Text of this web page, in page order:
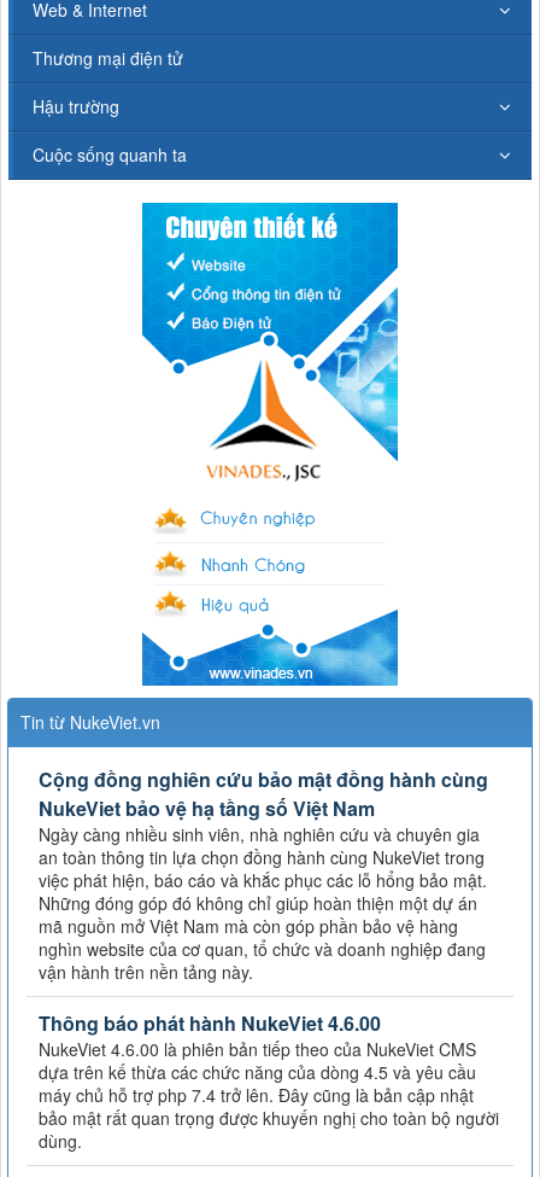
Web & Internet
Thương mại điện tử
Hậu trường
Cuộc sống quanh ta
Tin từ NukeViet.vn
Cộng đồng nghiên cứu bảo mật đồng hành cùng
NukeViet bảo vệ hạ tầng số Việt Nam
Ngày càng nhiều sinh viên, nhà nghiên cứu và chuyên gia
an toàn thông tin lựa chọn đồng hành cùng NukeViet trong
việc phát hiện, báo cáo và khắc phục các lỗ hổng bảo mật.
Những đóng góp đó không chỉ giúp hoàn thiện một dự án
mã nguồn mở Việt Nam mà còn góp phần bảo vệ hàng
nghìn website của cơ quan, tổ chức và doanh nghiệp đang
vận hành trên nền tảng này.
Thông báo phát hành NukeViet 4.6.00
NukeViet 4.6.00 là phiên bản tiếp theo của NukeViet CMS
dựa trên kế thừa các chức năng của dòng 4.5 và yêu cầu
máy chủ hỗ trợ php 7.4 trở lên. Đây cũng là bản cập nhật
bảo mật rất quan trọng được khuyến nghị cho toàn bộ người
dùng.